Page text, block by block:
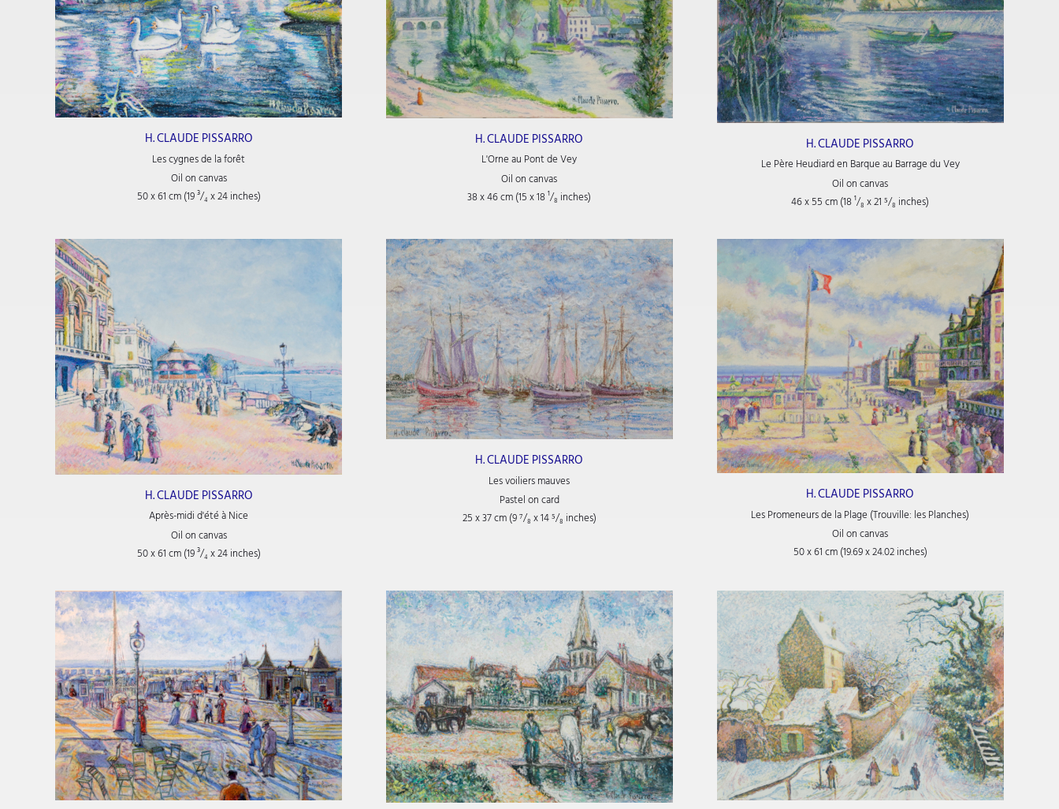
H. CLAUDE PISSARRO
Les cygnes de la forêt
Oil on canvas
50 x 61 cm (19³/₄ x 24 inches)
H. CLAUDE PISSARRO
L'Orne au Pont de Vey
Oil on canvas
38 x 46 cm (15x 18¹/₈ inches)
H. CLAUDE PISSARRO
Le Père Heudiard en Barque au Barrage du Vey
Oil on canvas
46 x 55 cm (18¹/₈ x 21⁵/₈ inches)
H. CLAUDE PISSARRO
Après-midi d'été à Nice
Oil on canvas
50 x 61 cm (19³/₄ x 24 inches)
H. CLAUDE PISSARRO
Les voiliers mauves
Pastel on card
25 x 37 cm (9⁷/₈ x 14⁵/₈ inches)
H. CLAUDE PISSARRO
Les Promeneurs de la Plage (Trouville: les Planches)
Oil on canvas
50 x 61 cm (19.69 x 24.02 inches)